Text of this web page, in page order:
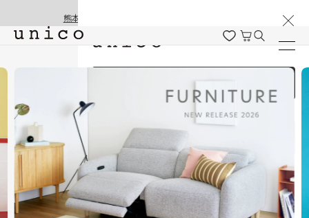
熊本地震の影響による配送遅延と停止について
ログイン / 新規会員登録
商品を探す
商品カテゴリー一覧
家具